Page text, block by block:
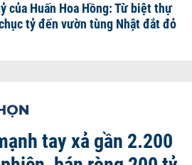
của Huấn Hoa Hồng: Từ biệt thự
tỷ đến vườn tùng Nhật đắt đỏ
tay xả gần 2.200